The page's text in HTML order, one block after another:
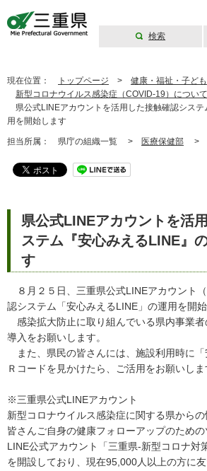
検索
現在位置： トップページ > 健康・福祉・子ども
新型コロナウイルス感染症（COVID-19）について
県公式LINEアカウントを活用した接触確認システ
用を開始します
担当所属： 県庁の組織一覧 > 医療保健部 >
県公式LINEアカウントを活
ステム『安心みえるLINE』
す
８月２５日、三重県公式LINEアカウント
認システム「安心みえるLINE」の運用を開始
感染拡大防止に取り組んでいる県内事業
導入をお願いします。
また、県民の皆さんには、施設利用時に「
Ｒコードを見かけたら、ご活用をお願いしま
※三重県公式LINEアカウント
新型コロナウイルス感染症に関する県から
皆さんご自身の健康フォローアップのため
LINE公式アカウント「三重県-新型コロナ対
を開設しており、現在95,000人以上の方に